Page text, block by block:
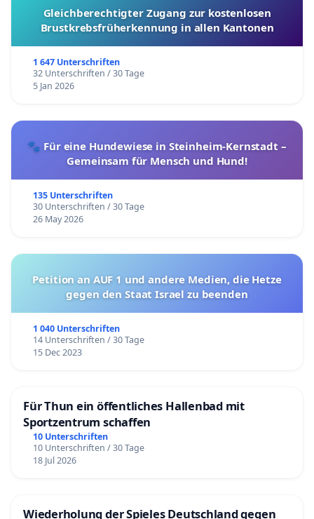
Gleichberechtigter Zugang zur kostenlosen
Brustkrebsfrüherkennung in allen Kantonen
1 647 Unterschriften
32 Unterschriften / 30 Tage
5 Jan 2026
🐾 Für eine Hundewiese in Steinheim-Kernstadt –
Gemeinsam für Mensch und Hund!
135 Unterschriften
30 Unterschriften / 30 Tage
26 May 2026
Petition an AUF 1 und andere Medien, die Hetze
gegen den Staat Israel zu beenden
1 040 Unterschriften
14 Unterschriften / 30 Tage
15 Dec 2023
Für Thun ein öffentliches Hallenbad mit
Sportzentrum schaffen
10 Unterschriften
10 Unterschriften / 30 Tage
18 Jul 2026
Wiederholung der Spieles Deutschland gegen